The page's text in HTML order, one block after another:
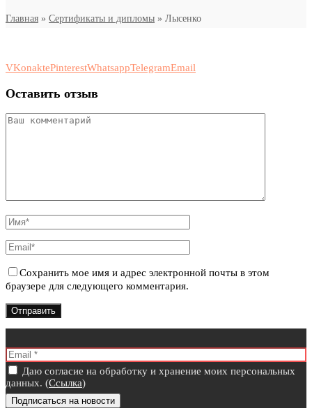
Главная » Сертификаты и дипломы » Лысенко
VKonaktePinterestWhatsappTelegramEmail
Оставить отзыв
Сохранить мое имя и адрес электронной почты в этом
браузере для следующего комментария.
Даю согласие на обработку и хранение моих персональных
данных. (Ссылка)